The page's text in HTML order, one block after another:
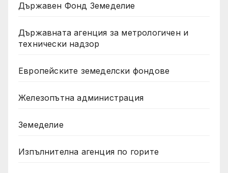
Държавен Фонд Земеделие
Държавната агенция за метрологичен и
технически надзор
Европейските земеделски фондове
Железопътна администрация
Земеделие
Изпълнителна агенция по горите